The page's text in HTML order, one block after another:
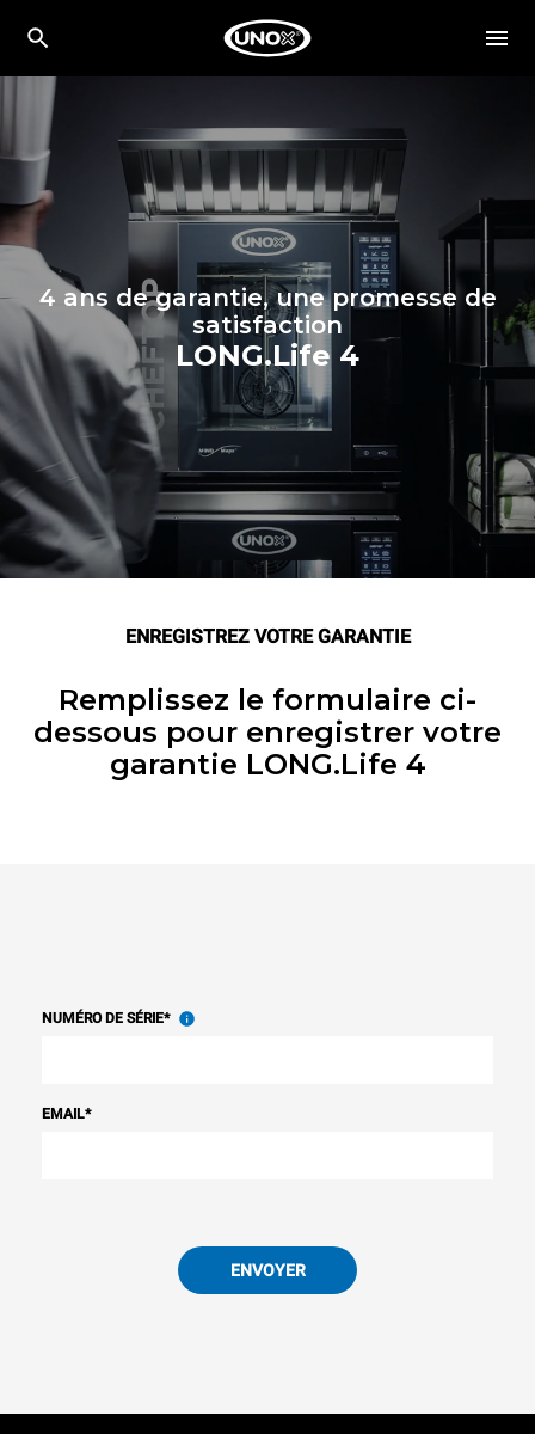
4 ans de garantie, une promesse de
satisfaction
LONG.Life 4
ENREGISTREZ VOTRE GARANTIE
Remplissez le formulaire ci-
dessous pour enregistrer votre
garantie LONG.Life 4
NUMÉRO DE SÉRIE*
EMAIL*
ENVOYER